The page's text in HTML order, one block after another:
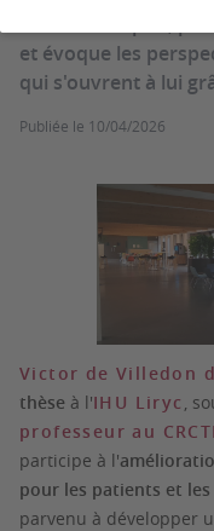
et évoque les
qui s'ouvrent à lui
Publiée le 10/04/2026
Victor de Villedon
thèse à l'IHU Liryc ,
professeur au
participe à l'
pour les patients et
parvenu à développer